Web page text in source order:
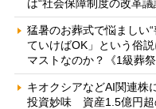
は“社会保障制度の改革議
猛暑のお葬式で悩ましい
ていけばOK」という俗
マストなのか？《1級葬
キオクシアなどAI関連株
投資妙味 資産1.5億円超